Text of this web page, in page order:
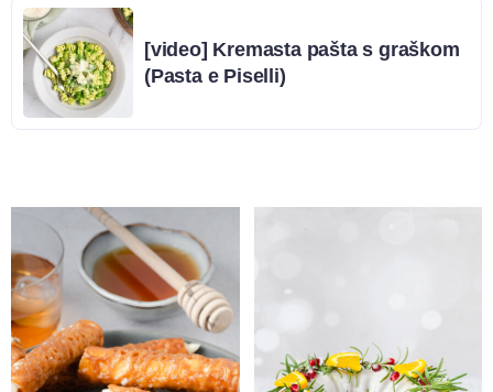
[video] Kremasta pašta s graškom
(Pasta e Piselli)